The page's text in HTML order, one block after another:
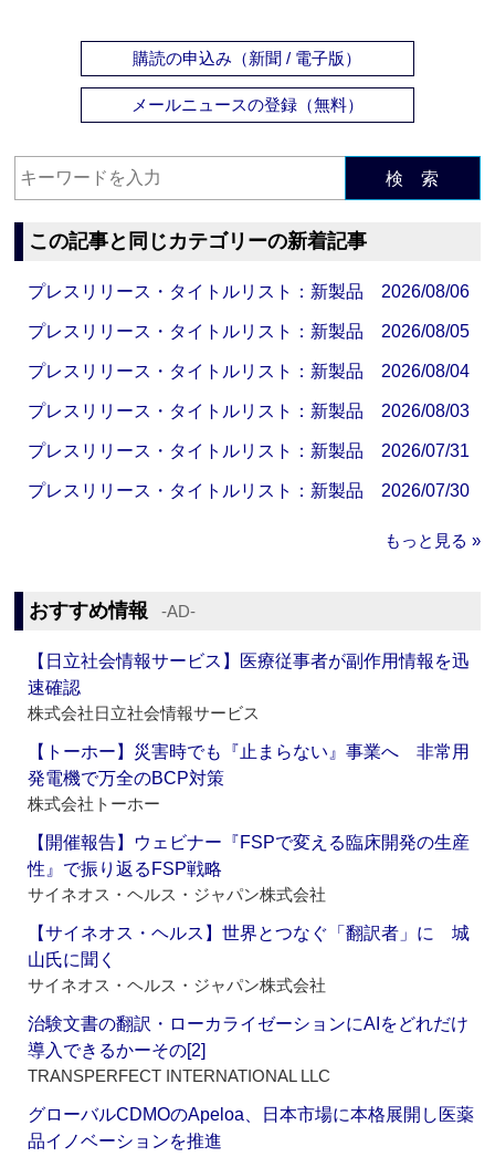
購読の申込み（新聞 / 電子版）
メールニュースの登録（無料）
検 索
この記事と同じカテゴリーの新着記事
プレスリリース・タイトルリスト：新製品 2026/08/06
プレスリリース・タイトルリスト：新製品 2026/08/05
プレスリリース・タイトルリスト：新製品 2026/08/04
プレスリリース・タイトルリスト：新製品 2026/08/03
プレスリリース・タイトルリスト：新製品 2026/07/31
プレスリリース・タイトルリスト：新製品 2026/07/30
もっと見る »
おすすめ情報 ‐AD‐
【日立社会情報サービス】医療従事者が副作用情報を迅
速確認
株式会社日立社会情報サービス
【トーホー】災害時でも『止まらない』事業へ 非常用
発電機で万全のBCP対策
株式会社トーホー
【開催報告】ウェビナー『FSPで変える臨床開発の生産
性』で振り返るFSP戦略
サイネオス・ヘルス・ジャパン株式会社
【サイネオス・ヘルス】世界とつなぐ「翻訳者」に 城
山氏に聞く
サイネオス・ヘルス・ジャパン株式会社
治験文書の翻訳・ローカライゼーションにAIをどれだけ
導入できるかーその[2]
TRANSPERFECT INTERNATIONAL LLC
グローバルCDMOのApeloa、日本市場に本格展開し医薬
品イノベーションを推進